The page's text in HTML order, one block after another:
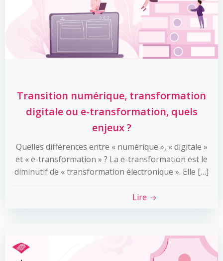
Transition numérique, transformation
digitale ou e-transformation, quels
enjeux ?
Quelles différences entre « numérique », « digitale »
et « e-transformation » ? La e-transformation est le
diminutif de « transformation électronique ». Elle […]
Lire